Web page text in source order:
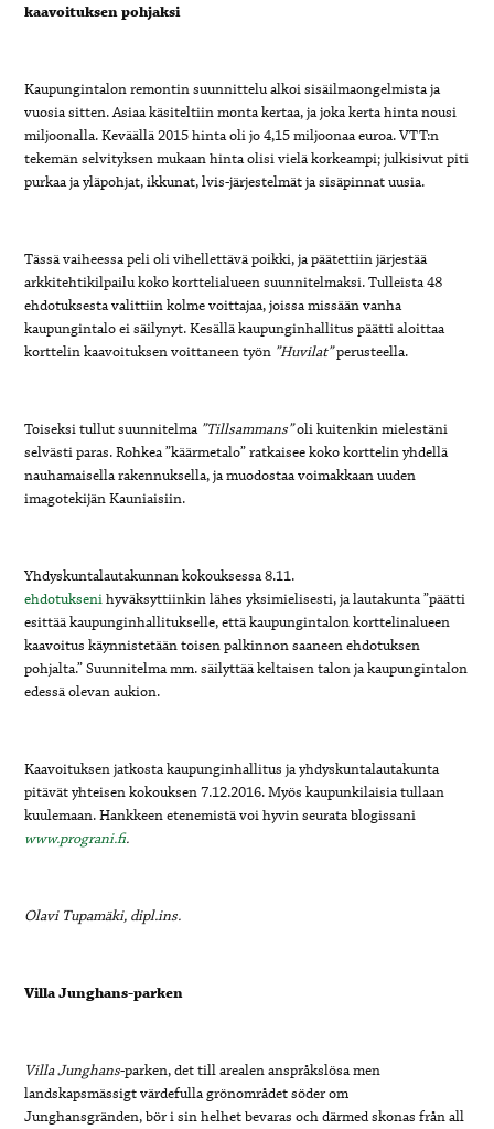
kaavoituksen pohjaksi
Kaupungintalon remontin suunnittelu alkoi sisäilmaongelmista ja
vuosia sitten. Asiaa käsiteltiin monta kertaa, ja joka kerta hinta nousi
miljoonalla. Keväällä 2015 hinta oli jo 4,15 miljoonaa euroa. VTT:n
tekemän selvityksen mukaan hinta olisi vielä korkeampi; julkisivut piti
purkaa ja yläpohjat, ikkunat, lvis-järjestelmät ja sisäpinnat uusia.
Tässä vaiheessa peli oli vihellettävä poikki, ja päätettiin järjestää
arkkitehtikilpailu koko korttelialueen suunnitelmaksi. Tulleista 48
ehdotuksesta valittiin kolme voittajaa, joissa missään vanha
kaupungintalo ei säilynyt. Kesällä kaupunginhallitus päätti aloittaa
korttelin kaavoituksen voittaneen työn ”Huvilat”perusteella.
Toiseksi tullut suunnitelma ”Tillsammans”oli kuitenkin mielestäni
selvästi paras. Rohkea ”käärmetalo” ratkaisee koko korttelin yhdellä
nauhamaisella rakennuksella, ja muodostaa voimakkaan uuden
imagotekijän Kauniaisiin.
Yhdyskuntalautakunnan kokouksessa 8.11.
ehdotuksenihyväksyttiinkin lähes yksimielisesti, ja lautakunta ”päätti
esittää kaupunginhallitukselle, että kaupungintalon korttelinalueen
kaavoitus käynnistetään toisen palkinnon saaneen ehdotuksen
pohjalta.” Suunnitelma mm. säilyttää keltaisen talon ja kaupungintalon
edessä olevan aukion.
Kaavoituksen jatkosta kaupunginhallitus ja yhdyskuntalautakunta
pitävät yhteisen kokouksen 7.12.2016. Myös kaupunkilaisia tullaan
kuulemaan. Hankkeen etenemistä voi hyvin seurata blogissani
www.prograni.fi.
Olavi Tupamäki, dipl.ins.
Villa Junghans-parken
Villa Junghans-parken, det till arealen anspråkslösa men
landskapsmässigt värdefulla grönområdet söder om
Junghansgränden, bör i sin helhet bevaras och därmed skonas från all